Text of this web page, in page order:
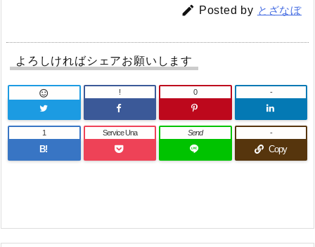
 Posted by とざなぼ
よろしければシェアお願いします
 ! 0 -
B!
1 Service Una Send
Copy
-